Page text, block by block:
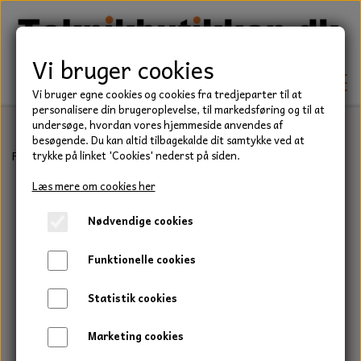
TEKNIK
KILEREMME
LEJER
PAKDÅSER
LÅSERINGE
BEFÆSTELSE
HAVE/PARK
UNIVERSALE REMME TIL PLÆNEKLIPPER OG
HAVETRAKTOR
TRAKTOR/ENTREPRENØR
Forside Teknik Hjul Hjul udv. diameter 140 mm.
Vi bruger cookies
Vi bruger egne cookies og cookies fra tredjeparter til at
personalisere din brugeroplevelse, til markedsføring og til at
undersøge, hvordan vores hjemmeside anvendes af
besøgende. Du kan altid tilbagekalde dit samtykke ved at
trykke på linket 'Cookies' nederst på siden.
Læs mere om cookies her
Nødvendige cookies
Funktionelle cookies
Statistik cookies
Marketing cookies